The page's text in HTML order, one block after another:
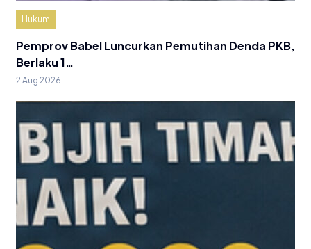
Hukum
Pemprov Babel Luncurkan Pemutihan Denda PKB,
Berlaku 1…
2 Aug 2026